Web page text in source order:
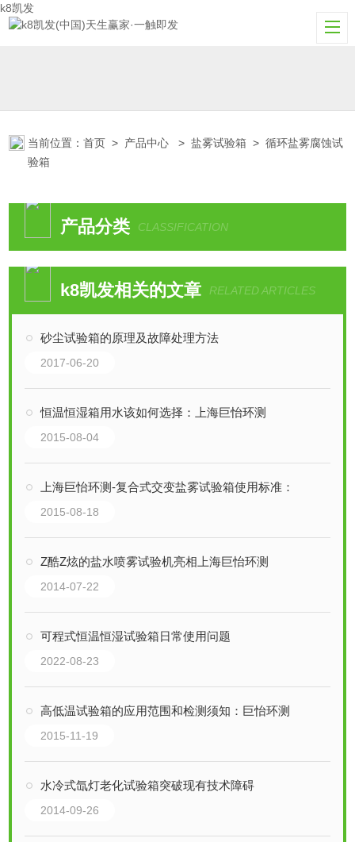
k8凯发
当前位置：首页 > 产品中心 >盐雾试验箱 >循环盐雾腐蚀试
验箱
产品分类 CLASSIFICATION
k8凯发相关的文章 RELATED ARTICLES
砂尘试验箱的原理及故障处理方法
2017-06-20
恒温恒湿箱用水该如何选择：上海巨怡环测
2015-08-04
上海巨怡环测-复合式交变盐雾试验箱使用标准：
2015-08-18
Z酷Z炫的盐水喷雾试验机亮相上海巨怡环测
2014-07-22
可程式恒温恒湿试验箱日常使用问题
2022-08-23
高低温试验箱的应用范围和检测须知：巨怡环测
2015-11-19
水冷式氙灯老化试验箱突破现有技术障碍
2014-09-26